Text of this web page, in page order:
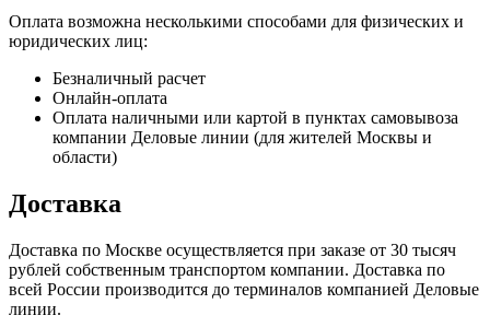
Оплата возможна несколькими способами для физических и
юридических лиц:
Безналичный расчет
Онлайн-оплата
Оплата наличными или картой в пунктах самовывоза
компании Деловые линии (для жителей Москвы и
области)
Доставка
Доставка по Москве осуществляется при заказе от 30 тысяч
рублей собственным транспортом компании. Доставка по
всей России производится до терминалов компанией Деловые
линии.